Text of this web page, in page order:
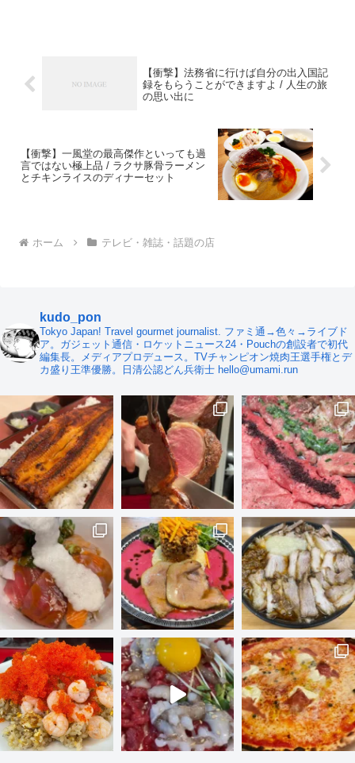
【衝撃】法務省に行けば自分の出入国記
録をもらうことができますよ / 人生の旅
の思い出に
【衝撃】一風堂の最高傑作といっても過
言ではない極上品 / ラクサ豚骨ラーメン
とチキンライスのディナーセット
ホーム テレビ・雑誌・話題の店
kudo_pon
Tokyo Japan! Travel gourmet journalist. ファミ通→色々→ライブド
ア。ガジェット通信・ロケットニュース24・Pouchの創設者で初代
編集長。メディアプロデュース。TVチャンピオン焼肉王選手権とデ
カ盛り王準優勝。日清公認どん兵衛士 hello@umami.run